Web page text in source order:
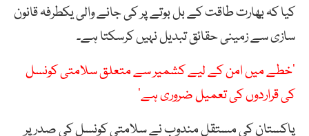
کیا کہ بھارت طاقت کے بل بوتے پر کی جانے والی یکطرفہ قانون
سازی سے زمینی حقائق تبدیل نہیں کرسکتا ہے۔
‘خطے میں امن کے لیے کشمیر سے متعلق سلامتی کونسل
کی قراردوں کی تعمیل ضروری ہے’
پاکستان کی مستقل مندوب نے سلامتی کونسل کی صدر پر